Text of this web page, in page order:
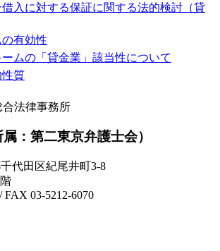
入に対する保証に関する法的検討（貸
有効性
ムの「貸金業」該当性について
質
属：第二東京弁護士会）
代田区紀尾井町3-8
FAX 03-5212-6070